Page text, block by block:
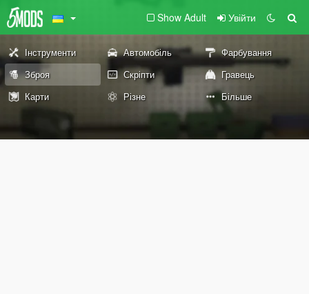
Show Adult Увійти
Інструменти Автомобіль
Фарбування
Зброя
Скріпти
Гравець
Карти
Різне Більше